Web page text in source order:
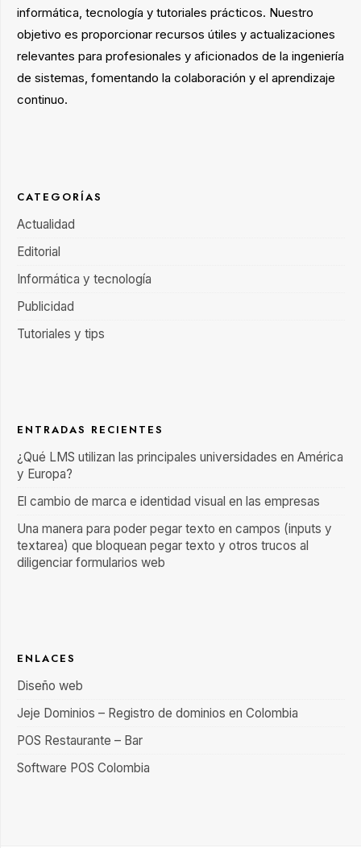
informática, tecnología y tutoriales prácticos. Nuestro
objetivo es proporcionar recursos útiles y actualizaciones
relevantes para profesionales y aficionados de la ingeniería
de sistemas, fomentando la colaboración y el aprendizaje
continuo.
CATEGORÍAS
Actualidad
Editorial
Informática y tecnología
Publicidad
Tutoriales y tips
ENTRADAS RECIENTES
¿Qué LMS utilizan las principales universidades en América
y Europa?
El cambio de marca e identidad visual en las empresas
Una manera para poder pegar texto en campos (inputs y
textarea) que bloquean pegar texto y otros trucos al
diligenciar formularios web
ENLACES
Diseño web
Jeje Dominios – Registro de dominios en Colombia
POS Restaurante – Bar
Software POS Colombia